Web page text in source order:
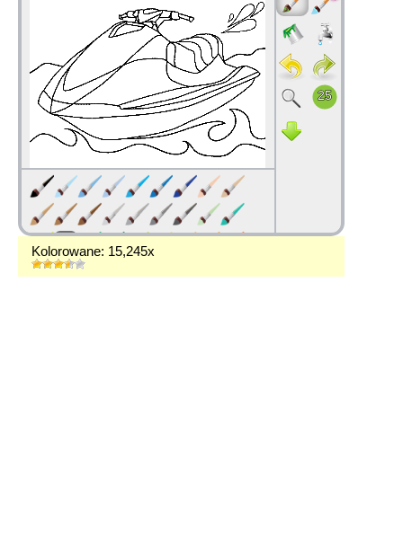
Kolorowane: 15,245x